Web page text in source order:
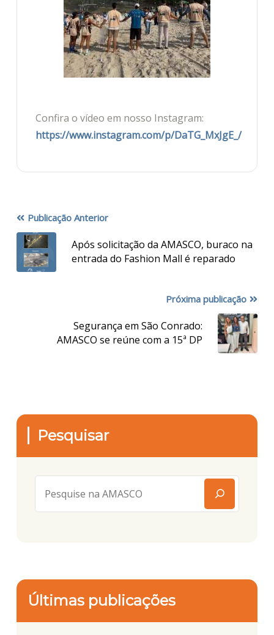
Confira o vídeo em nosso Instagram:
https://www.instagram.com/p/DaTG_MxJgE_/
Publicação Anterior
Após solicitação da AMASCO, buraco na
entrada do Fashion Mall é reparado
Próxima publicação
Segurança em São Conrado:
AMASCO se reúne com a 15ª DP
Pesquisar
Últimas publicações